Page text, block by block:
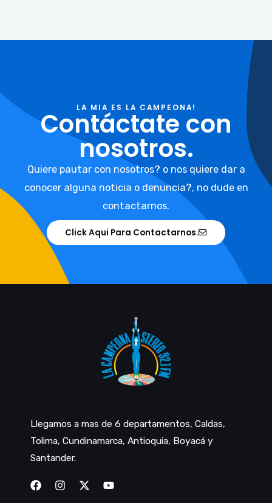
LA MIA ES LA CAMPEONA!
Contáctate con
nosotros.
Quiere pautar con nosotros? o nos quiere dar a
conocer alguna noticia o denuncia?, no dude en
contactarnos.
Click Aqui Para Contactarnos.
Llegamos a mas de 6 departamentos, Caldas,
Tolima, Cundinamarca, Antioquia, Boyacá y
Santander.